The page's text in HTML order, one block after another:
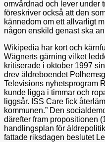
omvårdnad och lever under
föreskriver också att den
kännedom om ett allvarligt
någon enskild genast ska
Wikipedia har kort och
Wägnerts gärning vilket
kritiserade i oktober 1997
drev äldreboendet
Televisions nyhetsprogram
kunde ligga i timmar och
liggsår. ISS Care fick
kommunen.” Den
därefter fram propositionen
handlingsplan för
fattade riksdagen beslutet